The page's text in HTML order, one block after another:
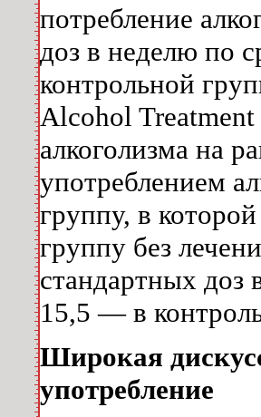
потребление
доз в неделю по
контрольной
Alcohol
алкоголизма на
употреблением
группу, в
группу без
стандартных доз
15,5 — в
Широкая
употребление